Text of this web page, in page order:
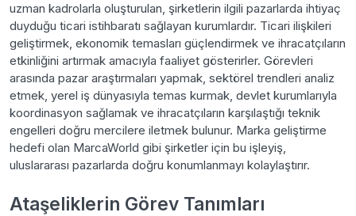
uzman kadrolarla oluşturulan, şirketlerin ilgili pazarlarda ihtiyaç
duyduğu ticari istihbaratı sağlayan kurumlardır. Ticari ilişkileri
geliştirmek, ekonomik temasları güçlendirmek ve ihracatçıların
etkinliğini artırmak amacıyla faaliyet gösterirler. Görevleri
arasında pazar araştırmaları yapmak, sektörel trendleri analiz
etmek, yerel iş dünyasıyla temas kurmak, devlet kurumlarıyla
koordinasyon sağlamak ve ihracatçıların karşılaştığı teknik
engelleri doğru mercilere iletmek bulunur. Marka geliştirme
hedefi olan MarcaWorld gibi şirketler için bu işleyiş,
uluslararası pazarlarda doğru konumlanmayı kolaylaştırır.
Ataşeliklerin Görev Tanımları